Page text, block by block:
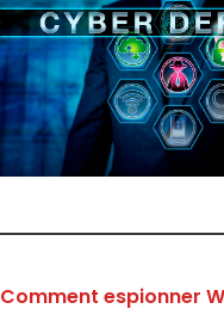
Comment espionner